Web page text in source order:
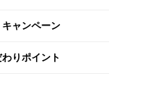
ャンペーン
りポイント